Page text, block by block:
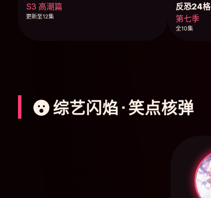
S3 高潮篇
更新至12集
反恐24格
第七季
全10集
综艺闪焰 · 笑点核弹